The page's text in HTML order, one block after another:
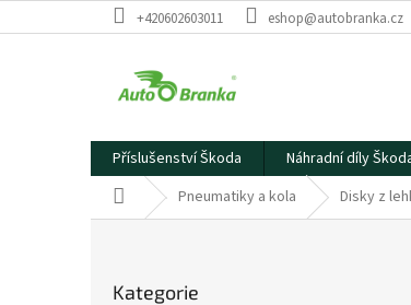
na
+420602603011 eshop@autobranka.cz
Příslušenství Škoda Náhradní díly
Domů Pneumatiky a kola Disky z
kategorie
Kategorie